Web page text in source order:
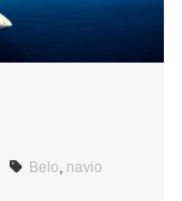
Belo, navio